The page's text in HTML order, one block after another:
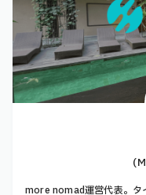
more nomad運営代表。タ